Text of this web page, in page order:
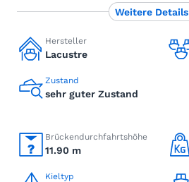
Hersteller
Lacustre
Zustand
sehr guter Zustand
Brückendurchfahrtshöhe
11.90 m
Kieltyp
Weitere Details